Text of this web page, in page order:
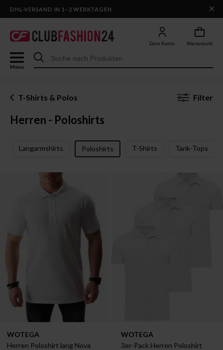
Dein Konto Warenkorb
Menu
DHL-VERSAND IN 1–2 WERKTAGEN ×
T-Shirts & Polos Filter
Herren - Poloshirts
Langarmshirts Poloshirts T-Shirts Tank-Tops
Verfügbar in:
WOTEGA
Herren Poloshirt lang Nova
Verfügbar in:
XXL
WOTEGA
3er-Pack Herren Poloshirt